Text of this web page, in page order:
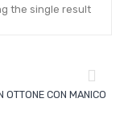
the single result
OTTONE CON MANICO